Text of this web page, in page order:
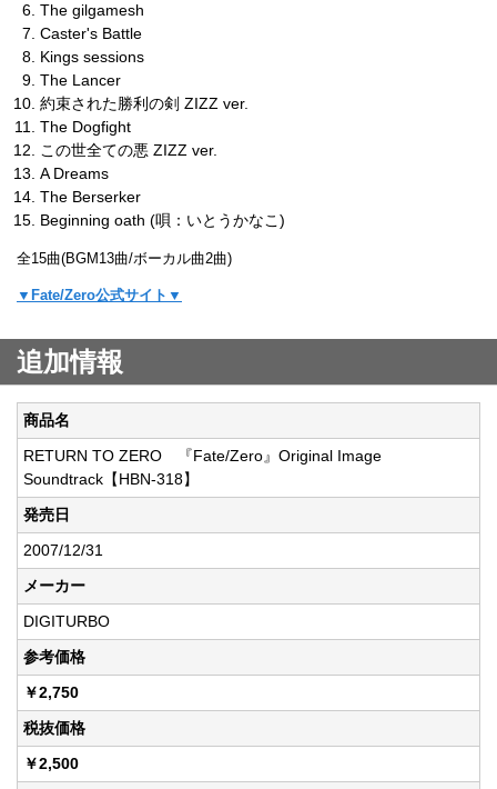
The gilgamesh
Caster's Battle
Kings sessions
The Lancer
約束された勝利の剣 ZIZZ ver.
The Dogfight
この世全ての悪 ZIZZ ver.
A Dreams
The Berserker
Beginning oath (唄：いとうかなこ)
全15曲(BGM13曲/ボーカル曲2曲)
▼Fate/Zero公式サイト▼
追加情報
商品名
RETURN TO ZERO 『Fate/Zero』Original Image
Soundtrack【HBN-318】
発売日
2007/12/31
メーカー
DIGITURBO
参考価格
￥2,750
税抜価格
￥2,500